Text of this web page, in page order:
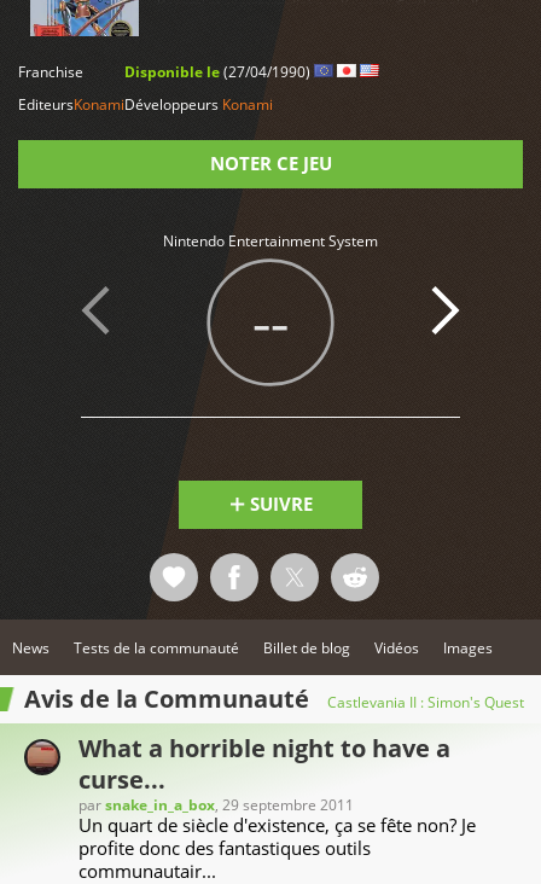
Konami et commercialisé par Konami. Castlevania II :
Simon's Quest est disponible sur Nintendo Entertainment
Franchise
EditeursKonami
Disponible le(27/04/1990)
Développeurs Konami
NOTER CE JEU
Nintendo Entertainment System
--
SUIVRE
News Tests de la communauté Billet de blog Vidéos Images
Avis de la Communauté Castlevania II : Simon's Quest
What a horrible night to have a
curse...
parsnake_in_a_box, 29 septembre 2011
Un quart de siècle d'existence, ça se fête non? Je
profite donc des fantastiques outils
communautair...